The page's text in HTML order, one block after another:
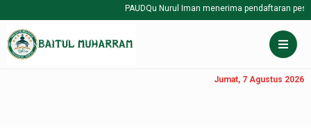
PAUDQu Nurul Iman menerima pendaftaran
Jumat, 7 Agustus 2026